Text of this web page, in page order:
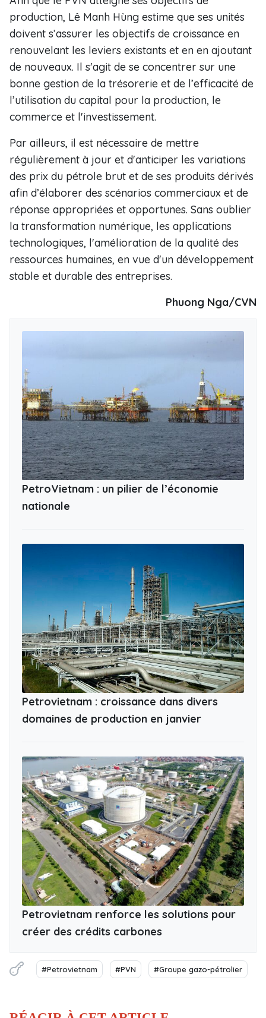
production, Lê Manh Hùng estime que ses unités
doivent s’assurer les objectifs de croissance en
renouvelant les leviers existants et en en ajoutant
de nouveaux. Il s'agit de se concentrer sur une
bonne gestion de la trésorerie et de l’efficacité de
l’utilisation du capital pour la production, le
commerce et l'investissement.
Par ailleurs, il est nécessaire de mettre
régulièrement à jour et d'anticiper les variations
des prix du pétrole brut et de ses produits dérivés
afin d’élaborer des scénarios commerciaux et de
réponse appropriées et opportunes. Sans oublier
la transformation numérique, les applications
technologiques, l'amélioration de la qualité des
ressources humaines, en vue d'un développement
stable et durable des entreprises.
Phuong Nga/CVN
PetroVietnam : un pilier de l’économie
nationale
Petrovietnam : croissance dans divers
domaines de production en janvier
Petrovietnam renforce les solutions pour
créer des crédits carbones
#Petrovietnam #PVN #Groupe gazo-pétrolier